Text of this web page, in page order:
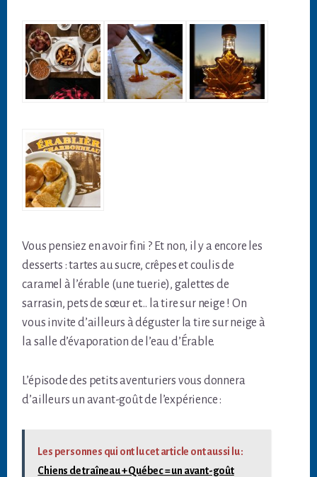
Vous pensiez en avoir fini ? Et non, il y a encore les
desserts : tartes au sucre, crêpes et coulis de
caramel à l’érable (une tuerie), galettes de
sarrasin, pets de sœur et… la tire sur neige ! On
vous invite d’ailleurs à déguster la tire sur neige à
la salle d’évaporation de l’eau d’Érable.
L’épisode des petits aventuriers vous donnera
d’ailleurs un avant-goût de l’expérience :
Les personnes qui ont lu cet article ont aussi lu :
Chiens de traîneau + Québec = un avant-goût